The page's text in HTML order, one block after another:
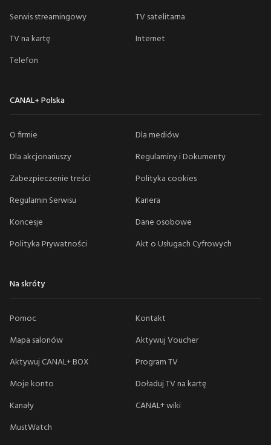
Serwis streamingowy
TV satelitarna
TV na kartę
Internet
Telefon
CANAL+ Polska
O firmie
Dla mediów
Dla akcjonariuszy
Regulaminy i Dokumenty
Zabezpieczenie treści
Polityka cookies
Regulamin Serwisu
Kariera
Koncesje
Dane osobowe
Polityka Prywatności
Akt o Usługach Cyfrowych
Na skróty
Pomoc
Kontakt
Mapa salonów
Aktywuj Voucher
Aktywuj CANAL+ BOX
Program TV
Moje konto
Doładuj TV na kartę
Kanały
CANAL+ wiki
MustWatch